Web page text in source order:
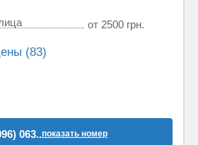
от 2500 грн.
(83)
063..показать номер